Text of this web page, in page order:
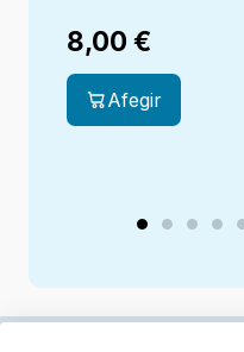
8,00 €
Afegir